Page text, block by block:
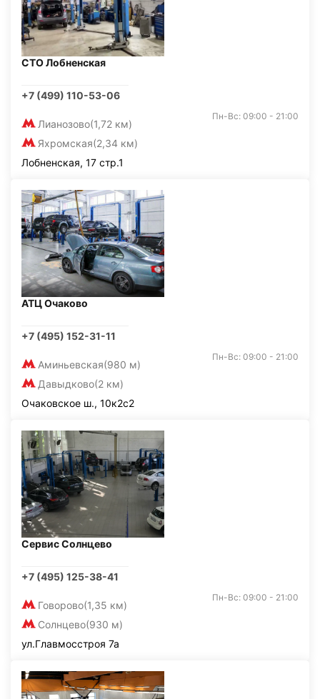
СТО Лобненская
+7 (499) 110-53-06
Лианозово(1,72 км)
Яхромская(2,34 км)
Пн-Вс: 09:00 - 21:00
Лобненская, 17 стр.1
АТЦ Очаково
+7 (495) 152-31-11
Аминьевская(980 м)
Давыдково(2 км)
Пн-Вс: 09:00 - 21:00
Очаковское ш., 10к2с2
Сервис Солнцево
+7 (495) 125-38-41
Говорово(1,35 км)
Солнцево(930 м)
Пн-Вс: 09:00 - 21:00
ул.Главмосстроя 7а